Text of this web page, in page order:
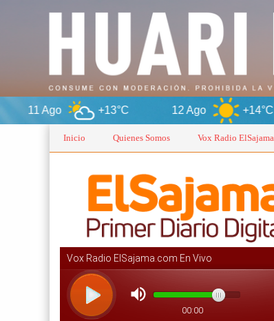
+13°C 12 Ago +14°C
Inicio Quienes Somos Vox Radio ElSajama